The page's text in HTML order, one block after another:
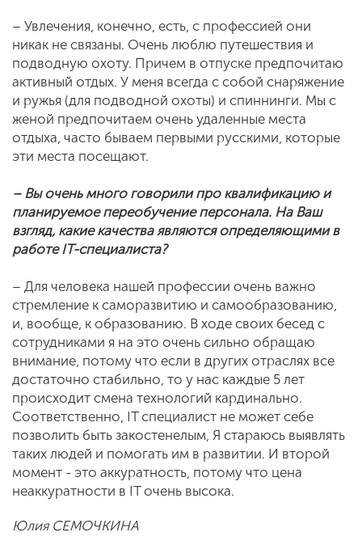
– Увлечения, конечно, есть, с профессией они
никак не связаны. Очень люблю путешествия и
подводную охоту. Причем в отпуске предпочитаю
активный отдых. У меня всегда с собой снаряжение
и ружья (для подводной охоты) и спиннинги. Мы с
женой предпочитаем очень удаленные места
отдыха, часто бываем первыми русскими, которые
эти места посещают.
– Вы очень много говорили про квалификацию и
планируемое переобучение персонала. На Ваш
взгляд, какие качества являются определяющими в
работе IT-специалиста?
– Для человека нашей профессии очень важно
стремление к саморазвитию и самообразованию,
и, вообще, к образованию. В ходе своих бесед с
сотрудниками я на это очень сильно обращаю
внимание, потому что если в других отраслях все
достаточно стабильно, то у нас каждые 5 лет
происходит смена технологий кардинально.
Соответственно, IT специалист не может себе
позволить быть закостенелым, Я стараюсь выявлять
таких людей и помогать им в развитии. И второй
момент - это аккуратность, потому что цена
неаккуратности в IT очень высока.
Юлия СЕМОЧКИНА